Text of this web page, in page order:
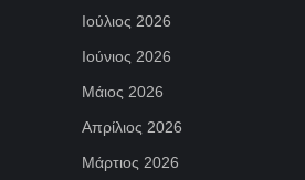
Ιούλιος 2026
Ιούνιος 2026
Μάιος 2026
Απρίλιος 2026
Μάρτιος 2026